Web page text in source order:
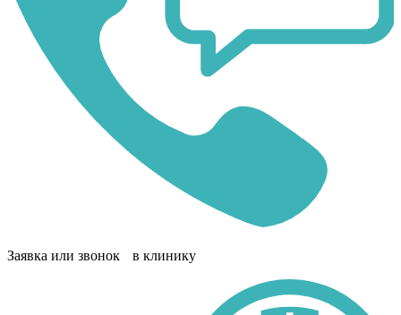
Заявка или звонок в клинику